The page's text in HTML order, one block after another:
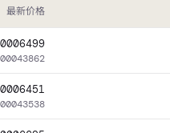
最新价格